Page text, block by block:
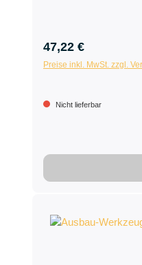
47,22 €
Preise inkl. MwSt. zzgl.
Nicht lieferbar